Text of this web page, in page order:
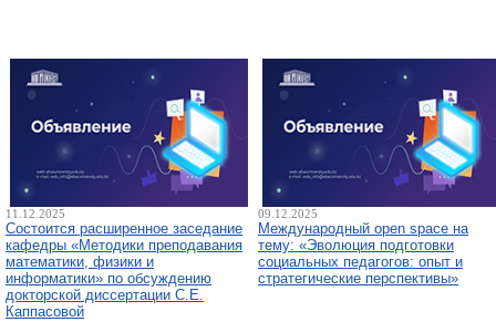
11.12.2025
Состоится расширенное заседание
кафедры «Методики преподавания
математики, физики и
информатики» по обсуждению
докторской диссертации С.Е.
Каппасовой
09.12.2025
Международный open space на
тему: «Эволюция подготовки
социальных педагогов: опыт и
стратегические перспективы»